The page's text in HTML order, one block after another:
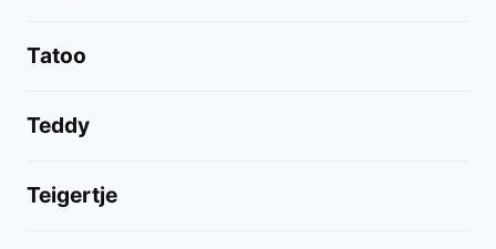
Tatoo
Teddy
Teigertje